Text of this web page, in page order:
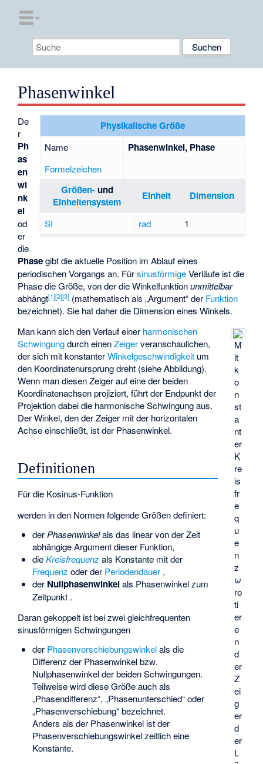
Phasenwinkel
Physikalische Größe
Name Phasenwinkel, Phase
Formelzeichen
Größen-und
Einheitensystem
Einheit Dimension
SI rad 1
De
r
Ph
as
en
wi
nk
el
od
er
die
Phasegibt die aktuelle Position im Ablauf eines
periodischen Vorgangs an. FürsinusförmigeVerläufe ist die
Phase die Größe, von der die Winkelfunktionunmittelbar
abhängt[1][2][3] (mathematisch als „Argument“ der Funktion
bezeichnet). Sie hat daher die Dimension eines Winkels.
M
it
k
o
n
st
a
nt
er
K
re
is
fr
e
q
u
e
n
z
ω
ro
ti
er
e
n
d
er
Z
ei
g
er
d
er
L
Man kann sich den Verlauf einer harmonischen
Schwingungdurch einenZeigerveranschaulichen,
der sich mit konstanterWinkelgeschwindigkeit um
den Koordinatenursprung dreht (siehe Abbildung).
Wenn man diesen Zeiger auf eine der beiden
Koordinatenachsen projiziert, führt der Endpunkt der
Projektion dabei die harmonische Schwingung aus.
Der Winkel, den der Zeiger mit der horizontalen
Achse einschließt, ist der Phasenwinkel.
Definitionen
Für die Kosinus-Funktion
werden in den Normen folgende Größen definiert:
der Phasenwinkel als das linear von der Zeit
abhängige Argument dieser Funktion,
dieKreisfrequenz als Konstante mit der
Frequenz oder der Periodendauer ,
der Nullphasenwinkel als Phasenwinkel zum
Zeitpunkt .
Daran gekoppelt ist bei zwei gleichfrequenten
sinusförmigen Schwingungen
der Phasenverschiebungswinkel als die
Differenz der Phasenwinkel bzw.
Nullphasenwinkel der beiden Schwingungen.
Teilweise wird diese Größe auch als
„Phasendifferenz“, „Phasenunterschied“ oder
„Phasenverschiebung“ bezeichnet.
Anders als der Phasenwinkel ist der
Phasenverschiebungswinkel zeitlich eine
Konstante.